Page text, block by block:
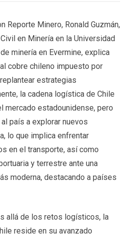
Reporte Minero, Ronald Guzmán,
en Minería en la Universidad
minería en Evermine, explica
cobre chileno impuesto por
estrategias
la cadena logística de Chile
mercado estadounidense, pero
país a explorar nuevos
lo que implica enfrentar
en el transporte, así como
y terrestre ante una
moderna, destacando a países
allá de los retos logísticos, la
reside en su avanzado